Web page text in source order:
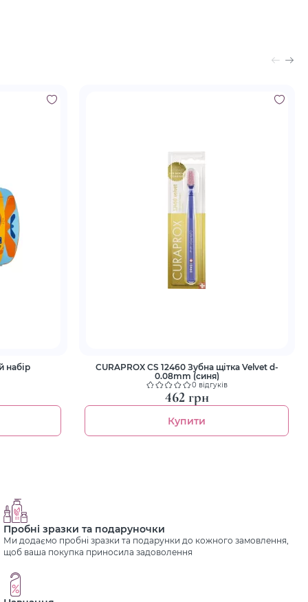
набір
CURAPROX CS 12460 Зубна щітка Velvet d-
0.08mm (синя)
0 відгуків
462 грн
Купити
Пробні зразки та подаруночки
Ми додаємо пробні зразки та подарунки до кожного замовлення,
щоб ваша покупка приносила задоволення